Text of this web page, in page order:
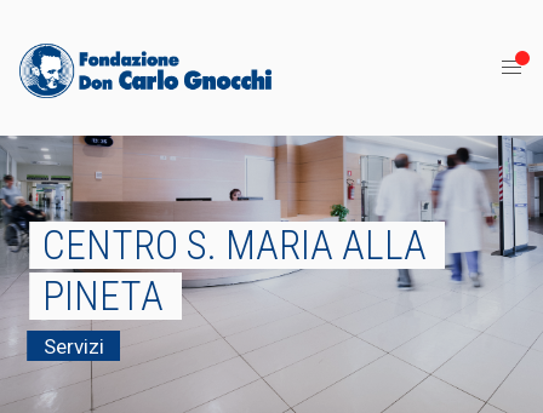
CENTRO S. MARIA ALLA
PINETA
Servizi